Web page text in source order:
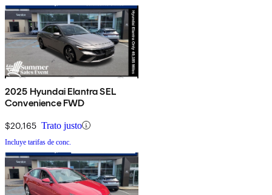
2025 Hyundai Elantra SEL
Convenience FWD
$20,165 Trato justo
Incluye tarifas de conc.